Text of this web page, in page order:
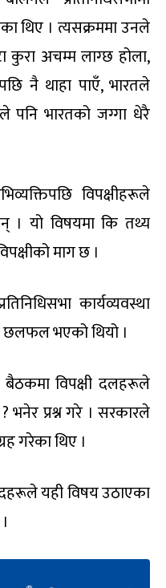
थिए । त्यसक्रममा उनले
कुरा अचम्म लाग्छ होला,
नै थाहा पाएँ, भारतले
पनि भारतको जग्गा धेरै
विपक्षीहरूले
। यो विषयमा कि तथ्य
माग छ ।
कार्यव्यवस्था
छलफल भएको थियो ।
बैठकमा विपक्षी दलहरूले
भनेर प्रश्न गरे । सरकारले
गरेका थिए ।
यही विषय उठाएका